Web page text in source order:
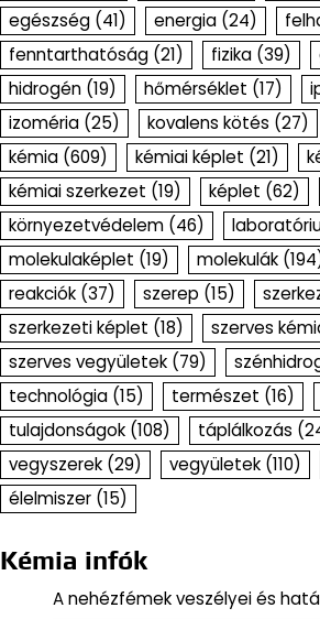
egészség (41) energia (24)
fenntarthatóság (21) fizika (39)
hidrogén (19) hőmérséklet (17)
izoméria (25) kovalens kötés (27)
kémia (609) kémiai képlet (21)
kémiai szerkezet (19) képlet (62)
környezetvédelem (46)
molekulaképlet (19) molekulák
reakciók (37) szerep (15)
szerkezeti képlet (18) szerves
szerves vegyületek (79)
technológia (15) természet (16)
tulajdonságok (108) táplálkozás
vegyszerek (29) vegyületek (110)
élelmiszer (15)
Kémia infók
A nehézfémek veszélyei és